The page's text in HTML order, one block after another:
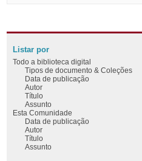
Listar por
Todo a biblioteca digital
Tipos de documento & Coleções
Data de publicação
Autor
Título
Assunto
Esta Comunidade
Data de publicação
Autor
Título
Assunto